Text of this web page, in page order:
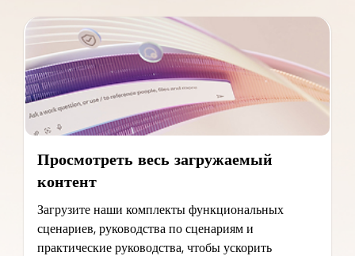
Просмотреть весь загружаемый
контент
Загрузите наши комплекты функциональных
сценариев, руководства по сценариям и
практические руководства, чтобы ускорить